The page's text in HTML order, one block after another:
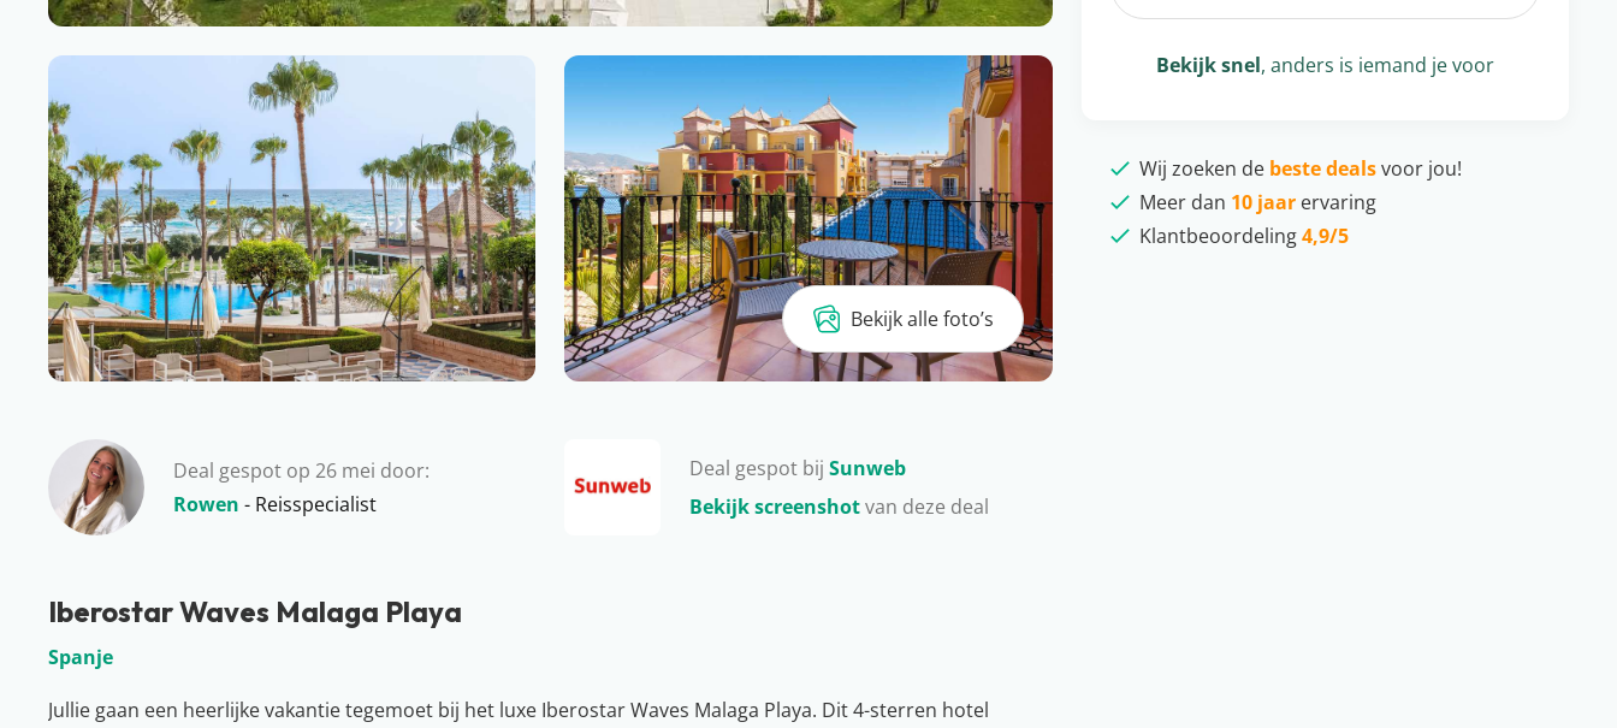
Bekijk alle foto’s
Deal gespot op 26 mei door:
Rowen - Reisspecialist
Deal gespot bijSunweb
Bekijk screenshotvan deze deal
Iberostar Waves Malaga Playa
Spanje
Jullie gaan een heerlijke vakantie tegemoet bij het luxe Iberostar Waves Malaga Playa. Dit 4-sterren hotel
Bekijk snel, anders is iemand je voor
Wij zoeken de beste dealsvoor jou!
Meer dan 10 jaarervaring
Klantbeoordeling4,9/5